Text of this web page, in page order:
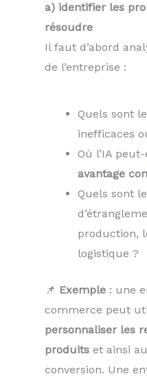
a) identifier les
résoudre
Il faut d’abord
de l’entreprise :
Quels sont
inefficaces
Où l’IA
avantage
Quels sont
production,
logistique ?
📌 Exemple : une
commerce peut
personnaliser les
produits et ainsi
conversion. Une